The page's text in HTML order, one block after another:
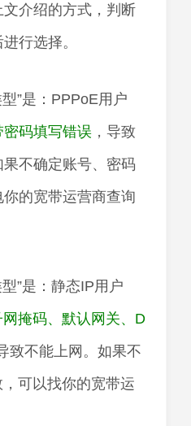
介绍的方式，判断
行选择。
型”是：PPPoE用户
码填写错误 ，导致
不确定账号、密码
的宽带运营商查询
型”是：静态IP用户
掩码、默认网关、D
致不能上网。如果不
可以找你的宽带运